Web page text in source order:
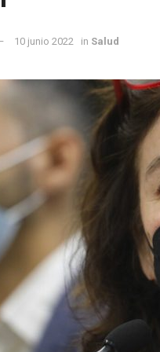
10 junio 2022 in Salud